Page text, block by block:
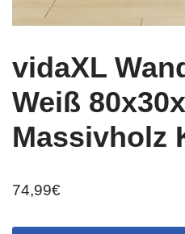
vidaXL
Weiß
Massivholz
74,99€